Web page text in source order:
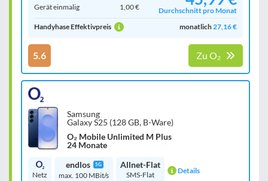
Gerät einmalig
1,00 €
Durchschnitt pro Monat
Handyhase Effektivpreis
monatlich27,16 €
5.6 Zu O₂
Samsung
Galaxy S25 (128 GB, B-Ware)
O₂ Mobile Unlimited M Plus
24 Monate
Netz
endlos 5G
max. 100 MBit/s
Allnet-Flat
SMS-Flat Details